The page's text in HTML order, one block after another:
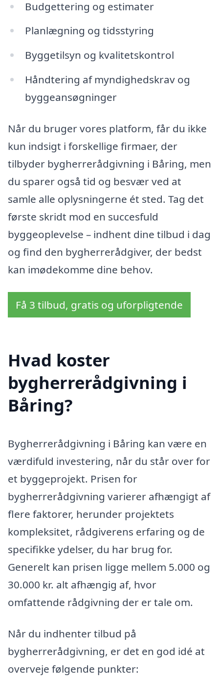
Budgettering og estimater
Planlægning og tidsstyring
Byggetilsyn og kvalitetskontrol
Håndtering af myndighedskrav og
byggeansøgninger
Når du bruger vores platform, får du ikke
kun indsigt i forskellige firmaer, der
tilbyder bygherrerådgivning i Båring, men
du sparer også tid og besvær ved at
samle alle oplysningerne ét sted. Tag det
første skridt mod en succesfuld
byggeoplevelse – indhent dine tilbud i dag
og find den bygherrerådgiver, der bedst
kan imødekomme dine behov.
Få 3 tilbud, gratis og uforpligtende
Hvad koster
bygherrerådgivning i
Båring?
Bygherrerådgivning i Båring kan være en
værdifuld investering, når du står over for
et byggeprojekt. Prisen for
bygherrerådgivning varierer afhængigt af
flere faktorer, herunder projektets
kompleksitet, rådgiverens erfaring og de
specifikke ydelser, du har brug for.
Generelt kan prisen ligge mellem 5.000 og
30.000 kr. alt afhængig af, hvor
omfattende rådgivning der er tale om.
Når du indhenter tilbud på
bygherrerådgivning, er det en god idé at
overveje følgende punkter: